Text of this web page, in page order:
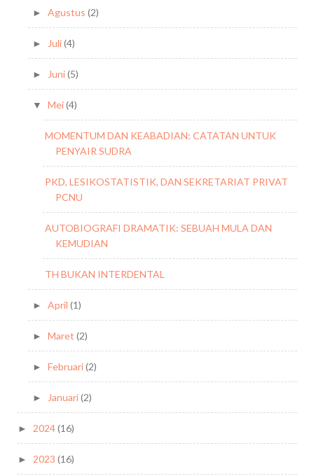
► Agustus (2)
► Juli(4)
► Juni(5)
▼ Mei(4)
MOMENTUM DAN KEABADIAN: CATATAN UNTUK
PENYAIR SUDRA
PKD, LESIKOSTATISTIK, DAN SEKRETARIAT PRIVAT
PCNU
AUTOBIOGRAFI DRAMATIK: SEBUAH MULA DAN
KEMUDIAN
TH BUKAN INTERDENTAL
► April (1)
► Maret (2)
► Februari(2)
► Januari(2)
► 2024(16)
► 2023 (16)